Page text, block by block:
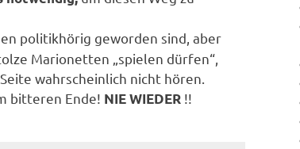
politikhörig geworden sind, aber
Marionetten „spielen dürfen“,
wahrscheinlich nicht hören.
bitteren Ende! NIE WIEDER !!